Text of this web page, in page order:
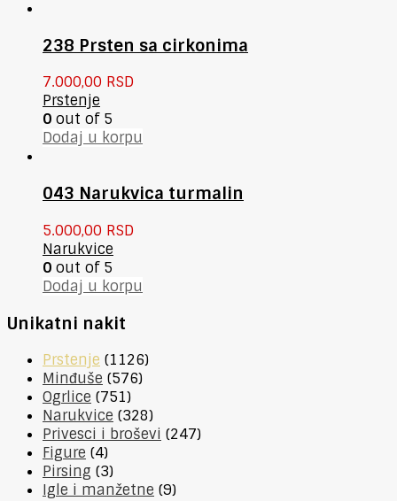
238 Prsten sa cirkonima
7.000,00 RSD
Prstenje
0 out of 5
Dodaj u korpu
043 Narukvica turmalin
5.000,00 RSD
Narukvice
0 out of 5
Dodaj u korpu
Unikatni nakit
Prstenje (1126)
Minđuše (576)
Ogrlice (751)
Narukvice (328)
Privesci i broševi (247)
Figure (4)
Pirsing (3)
Igle i manžetne (9)